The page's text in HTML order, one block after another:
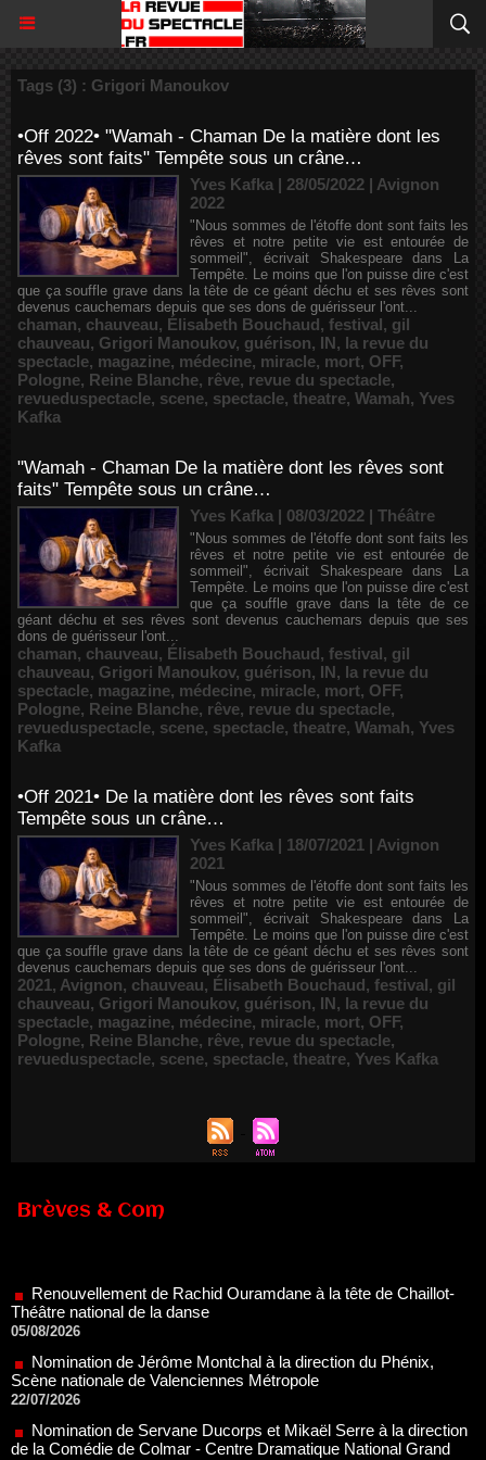
Tags (3) : Grigori Manoukov
•Off 2022• "Wamah - Chaman De la matière dont les
rêves sont faits" Tempête sous un crâne…
Yves Kafka | 28/05/2022 | Avignon
2022
"Nous sommes de l'étoffe dont sont faits les
rêves et notre petite vie est entourée de
sommeil", écrivait Shakespeare dans La
Tempête. Le moins que l'on puisse dire c'est
que ça souffle grave dans la tête de ce géant déchu et ses rêves sont
devenus cauchemars depuis que ses dons de guérisseur l'ont...
chaman, chauveau, Élisabeth Bouchaud, festival, gil
chauveau, Grigori Manoukov, guérison, IN, la revue du
spectacle, magazine, médecine, miracle, mort, OFF,
Pologne, Reine Blanche, rêve, revue du spectacle,
revueduspectacle, scene, spectacle, theatre, Wamah, Yves
Kafka
"Wamah - Chaman De la matière dont les rêves sont
faits" Tempête sous un crâne…
Yves Kafka | 08/03/2022 | Théâtre
"Nous sommes de l'étoffe dont sont faits les
rêves et notre petite vie est entourée de
sommeil", écrivait Shakespeare dans La
Tempête. Le moins que l'on puisse dire c'est
que ça souffle grave dans la tête de ce
géant déchu et ses rêves sont devenus cauchemars depuis que ses
dons de guérisseur l'ont...
chaman, chauveau, Élisabeth Bouchaud, festival, gil
chauveau, Grigori Manoukov, guérison, IN, la revue du
spectacle, magazine, médecine, miracle, mort, OFF,
Pologne, Reine Blanche, rêve, revue du spectacle,
revueduspectacle, scene, spectacle, theatre, Wamah, Yves
Kafka
•Off 2021• De la matière dont les rêves sont faits
Tempête sous un crâne…
Yves Kafka | 18/07/2021 | Avignon
2021
"Nous sommes de l'étoffe dont sont faits les
rêves et notre petite vie est entourée de
sommeil", écrivait Shakespeare dans La
Tempête. Le moins que l'on puisse dire c'est
que ça souffle grave dans la tête de ce géant déchu et ses rêves sont
devenus cauchemars depuis que ses dons de guérisseur l'ont...
2021, Avignon, chauveau, Élisabeth Bouchaud, festival, gil
chauveau, Grigori Manoukov, guérison, IN, la revue du
spectacle, magazine, médecine, miracle, mort, OFF,
Pologne, Reine Blanche, rêve, revue du spectacle,
revueduspectacle, scene, spectacle, theatre, Yves Kafka
Brèves & Com
05/08/2026
Nomination de Jérôme Montchal à la direction du Phénix,
Scène nationale de Valenciennes Métropole
22/07/2026
Nomination de Servane Ducorps et Mikaël Serre à la direction
de la Comédie de Colmar - Centre Dramatique National Grand
Est Alsace
07/07/2026